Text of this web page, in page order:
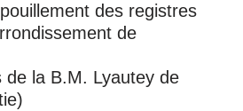
des registres
de
de la B.M. Lyautey de